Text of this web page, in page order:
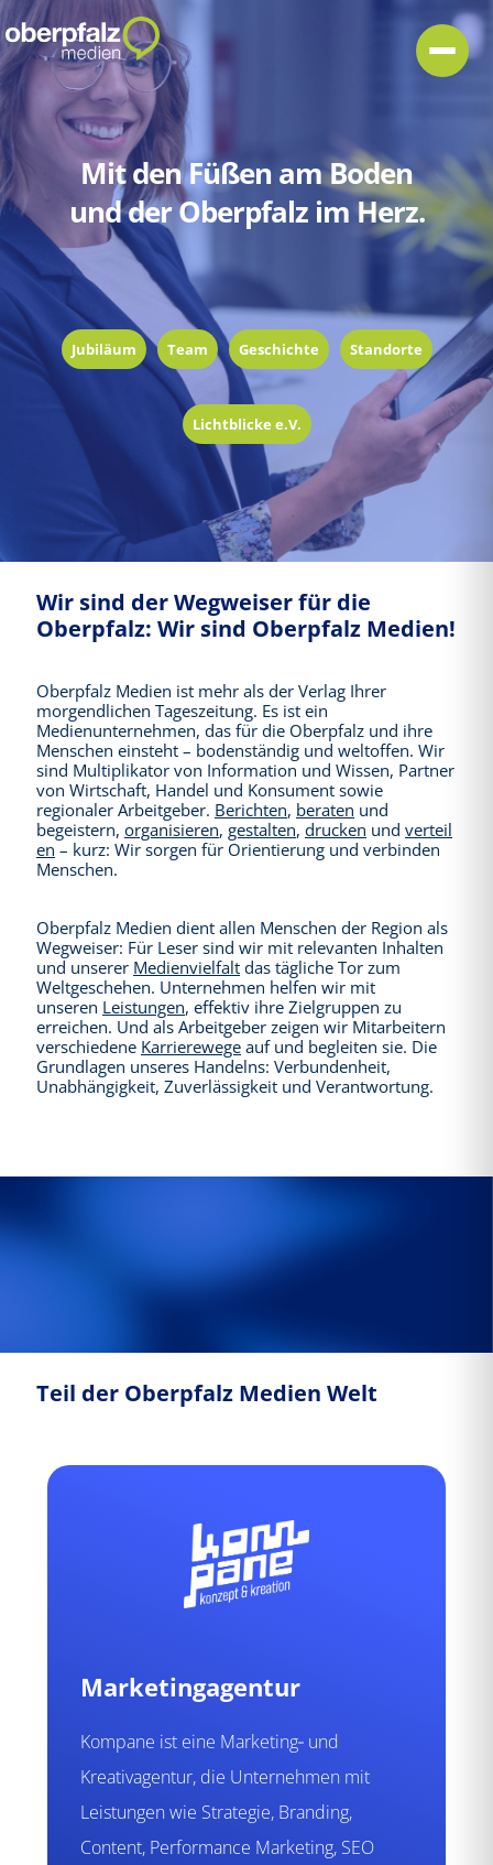
Mit den Füßen am Boden
und der Oberpfalz im Herz.
Jubiläum Team Geschichte Standorte
Lichtblicke e.V.
Wir sind der Wegweiser für die
Oberpfalz: Wir sind Oberpfalz Medien!
Oberpfalz Medien ist mehr als der Verlag Ihrer
morgendlichen Tageszeitung. Es ist ein
Medienunternehmen, das für die Oberpfalz und ihre
Menschen einsteht – bodenständig und weltoffen. Wir
sind Multiplikator von Information und Wissen, Partner
von Wirtschaft, Handel und Konsument sowie
regionaler Arbeitgeber. Berichten, beraten und
begeistern, organisieren, gestalten, drucken und verteil
en – kurz: Wir sorgen für Orientierung und verbinden
Menschen.
Oberpfalz Medien dient allen Menschen der Region als
Wegweiser: Für Leser sind wir mit relevanten Inhalten
und unserer Medienvielfalt das tägliche Tor zum
Weltgeschehen. Unternehmen helfen wir mit
unseren Leistungen, effektiv ihre Zielgruppen zu
erreichen. Und als Arbeitgeber zeigen wir Mitarbeitern
verschiedene Karrierewege auf und begleiten sie. Die
Grundlagen unseres Handelns: Verbundenheit,
Unabhängigkeit, Zuverlässigkeit und Verantwortung.
Teil der Oberpfalz Medien Welt
Marketingagentur
Kompane ist eine Marketing‑ und
Kreativagentur, die Unternehmen mit
Leistungen wie Strategie, Branding,
Content, Performance Marketing, SEO